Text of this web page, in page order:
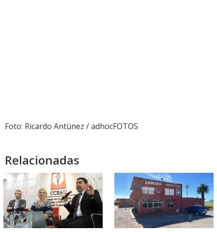
Foto: Ricardo Antúnez / adhocFOTOS
Relacionadas